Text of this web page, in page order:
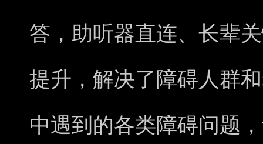
答，助听器直连、长辈
提升，解决了障碍人群
中遇到的各类障碍问题